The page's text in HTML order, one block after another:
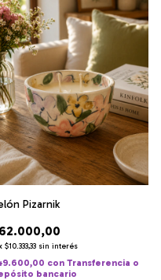
Pizarnik
$10.333,33 sin interés
con Transferencia o
bancario